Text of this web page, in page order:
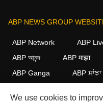
ABP NEWS GROUP
ABP Network ABP
ABP আনন্দ
ABP माझा
ABP Ganga
ABP ਸਾਂਝਾ
FOLLOW US
We use cookies to